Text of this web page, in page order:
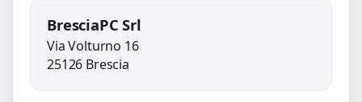
BresciaPC Srl
Via Volturno 16
25126 Brescia